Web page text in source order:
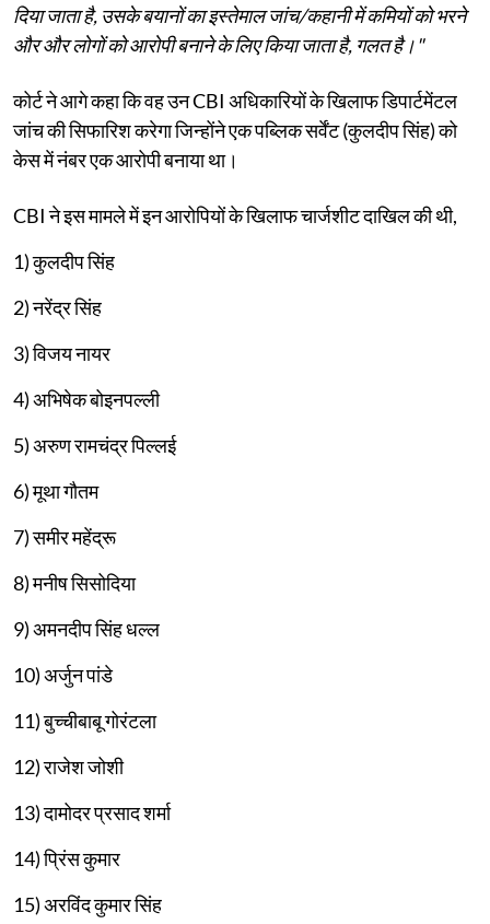
दिया जाता है, उसके बयानों का इस्तेमाल जांच/कहानी में कमियों को भरने
और और लोगों को आरोपी बनाने के लिए किया जाता है, गलत है।"
कोर्ट ने आगे कहा कि वह उन CBI अधिकारियों के खिलाफ डिपार्टमेंटल
जांच की सिफारिश करेगा जिन्होंने एक पब्लिक सर्वेंट (कुलदीप सिंह) को
केस में नंबर एक आरोपी बनाया था।
CBI ने इस मामले में इन आरोपियों के खिलाफ चार्जशीट दाखिल की थी,
1) कुलदीप सिंह
2) नरेंद्र सिंह
3) विजय नायर
4) अभिषेक बोइनपल्ली
5) अरुण रामचंद्र पिल्लई
6) मूथा गौतम
7) समीर महेंद्रू
8) मनीष सिसोदिया
9) अमनदीप सिंह धल्ल
10) अर्जुन पांडे
11) बुच्चीबाबू गोरंटला
12) राजेश जोशी
13) दामोदर प्रसाद शर्मा
14) प्रिंस कुमार
15) अरविंद कुमार सिंह